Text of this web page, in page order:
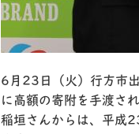
6月23日（火）行方市
に高額の寄附を手渡され
稲垣さんからは、平成